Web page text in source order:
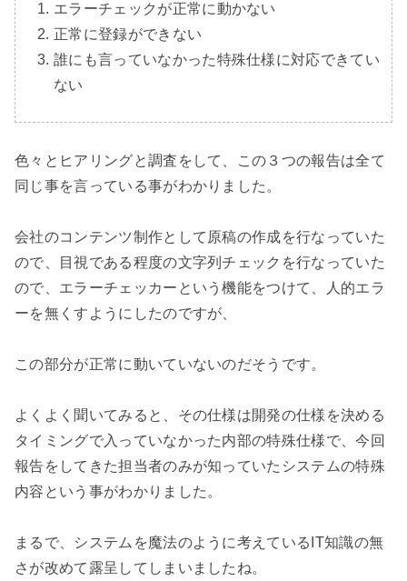
エラーチェックが正常に動かない
正常に登録ができない
誰にも言っていなかった特殊仕様に対応できてい
ない
色々とヒアリングと調査をして、この３つの報告は全て
同じ事を言っている事がわかりました。
会社のコンテンツ制作として原稿の作成を行なっていた
ので、目視である程度の文字列チェックを行なっていた
ので、エラーチェッカーという機能をつけて、人的エラ
ーを無くすようにしたのですが、
この部分が正常に動いていないのだそうです。
よくよく聞いてみると、その仕様は開発の仕様を決める
タイミングで入っていなかった内部の特殊仕様で、今回
報告をしてきた担当者のみが知っていたシステムの特殊
内容という事がわかりました。
まるで、システムを魔法のように考えているIT知識の無
さが改めて露呈してしまいましたね。